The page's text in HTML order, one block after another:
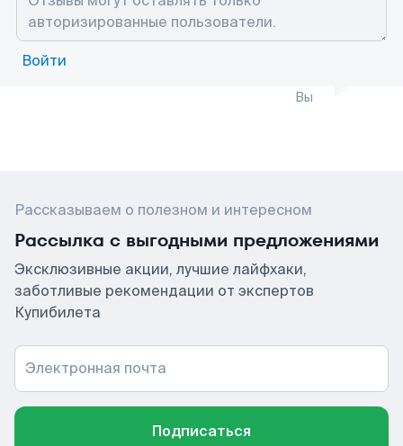
Войти
Вы
Рассказываем о полезном и интересном
Рассылка с выгодными предложениями
Эксклюзивные акции, лучшие лайфхаки,
заботливые рекомендации от экспертов
Купибилета
Электронная почта
Подписаться